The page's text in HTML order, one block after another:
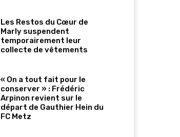
Les Restos du Cœur de
Marly suspendent
temporairement leur
collecte de vêtements
« On a tout fait pour le
conserver » : Frédéric
Arpinon revient sur le
départ de Gauthier Hein du
FC Metz